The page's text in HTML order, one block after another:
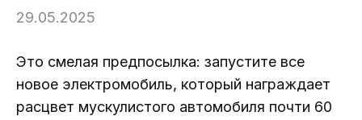
29.05.2025
Это смелая предпосылка: запустите все
новое электромобиль, который награждает
расцвет мускулистого автомобиля почти 60